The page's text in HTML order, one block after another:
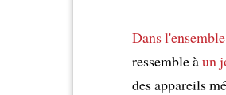
Dans l'ensemble
ressemble àun
des appareils